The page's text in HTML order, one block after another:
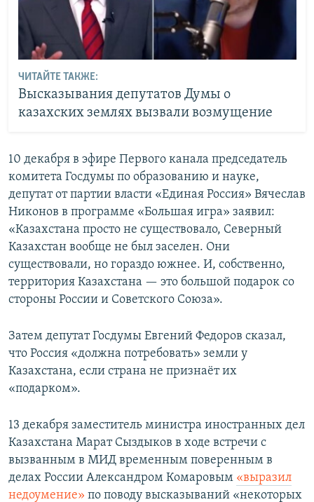
ЧИТАЙТЕ ТАКЖЕ:
Высказывания депутатов Думы о
казахских землях вызвали возмущение
10 декабря в эфире Первого канала председатель
комитета Госдумы по образованию и науке,
депутат от партии власти «Единая Россия» Вячеслав
Никонов в программе «Большая игра» заявил:
«Казахстана просто не существовало, Северный
Казахстан вообще не был заселен. Они
существовали, но гораздо южнее. И, собственно,
территория Казахстана — это большой подарок со
стороны России и Советского Союза».
Затем депутат Госдумы Евгений Федоров сказал,
что Россия «должна потребовать» земли у
Казахстана, если страна не признаёт их
«подарком».
13 декабря заместитель министра иностранных дел
Казахстана Марат Сыздыков в ходе встречи с
вызванным в МИД временным поверенным в
делах России Александром Комаровым «выразил
недоумение» по поводу высказываний «некоторых